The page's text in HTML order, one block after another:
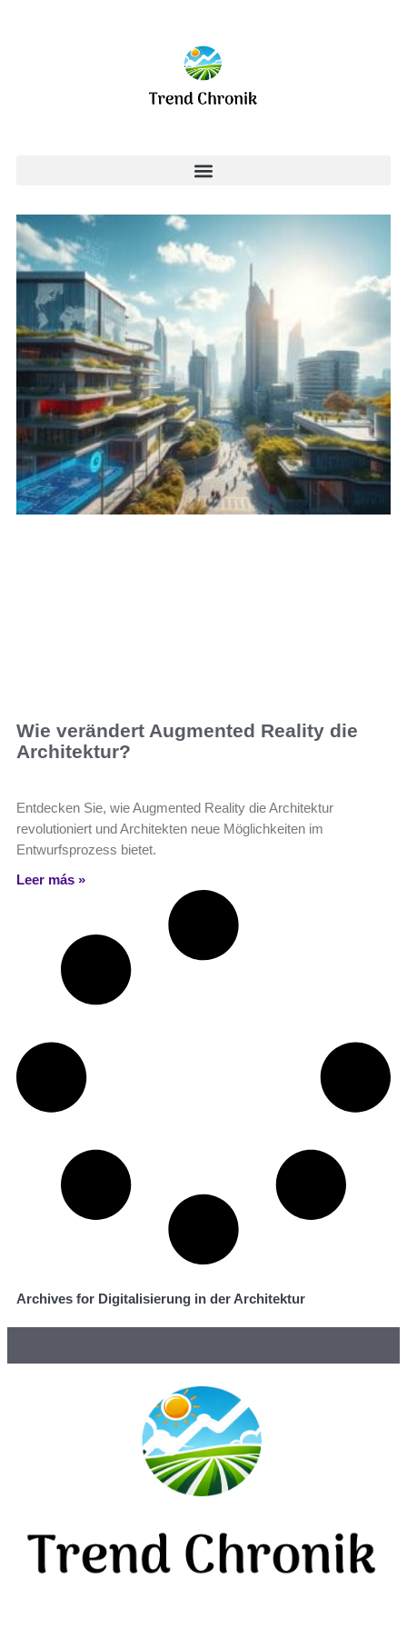
Wie verändert Augmented Reality die
Architektur?
Entdecken Sie, wie Augmented Reality die Architektur
revolutioniert und Architekten neue Möglichkeiten im
Entwurfsprozess bietet.
Leer más »
Archives for Digitalisierung in der Architektur